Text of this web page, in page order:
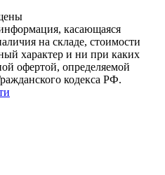
касающаяся
на складе, стоимости
характер и ни при каких
офертой, определяемой
кодекса РФ.